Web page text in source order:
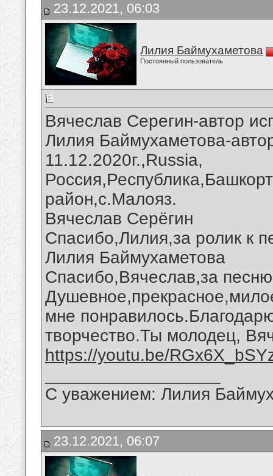
23.12.2021, 06:03
Лилия Баймухаметова
Постоянный пользователь
Вячеслав Серегин-автор
Лилия Баймухаметова-
11.12.2020г.,Russia,
район,с.Малояз.
Вячеслав Серёгин
Спасибо,Лилия,за ролик к
Лилия Баймухаметова
Спасибо,Вячеслав,за
мне
творчество.Ты молодец,
https://youtu.be/
С уважением: Лилия
23.12.2021, 06:07